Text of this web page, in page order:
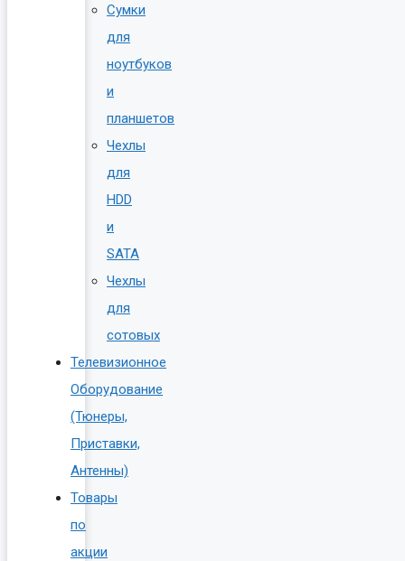
Сумки
для
ноутбуков
и
планшетов
Чехлы
для
HDD
и
SATA
Чехлы
для
сотовых
Телевизионное
Оборудование
(Тюнеры,
Приставки,
Антенны)
Товары
по
акции